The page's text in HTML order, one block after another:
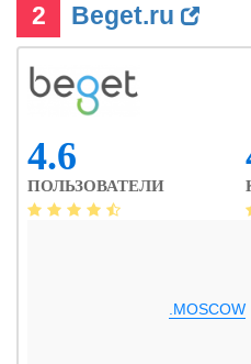
2 Beget.ru
4.6
ПОЛЬЗОВАТЕЛИ
.MOSCOW